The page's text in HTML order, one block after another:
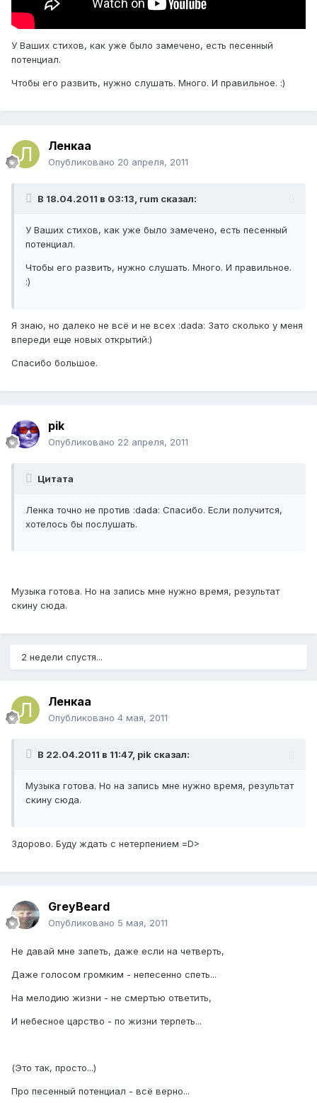
У Ваших стихов, как уже было замечено, есть песенный
потенциал.
Чтобы его развить, нужно слушать. Много. И правильное. :)
Ленкаа
Опубликовано 20 апреля, 2011
В 18.04.2011 в 03:13, rum сказал:
У Ваших стихов, как уже было замечено, есть песенный
потенциал.
Чтобы его развить, нужно слушать. Много. И правильное.
:)
Я знаю, но далеко не всё и не всех :dada: Зато сколько у меня
впереди еще новых открытий:)
Спасибо большое.
pik
Опубликовано 22 апреля, 2011
Цитата
Ленка точно не против :dada: Спасибо. Если получится,
хотелось бы послушать.
Музыка готова. Но на запись мне нужно время, результат
скину сюда.
2 недели спустя...
Ленкаа
Опубликовано 4 мая, 2011
В 22.04.2011 в 11:47, pik сказал:
Музыка готова. Но на запись мне нужно время, результат
скину сюда.
Здорово. Буду ждать с нетерпением =D>
GreyBeard
Опубликовано 5 мая, 2011
Не давай мне запеть, даже если на четверть,
Даже голосом громким - непесенно спеть...
На мелодию жизни - не смертью ответить,
И небесное царство - по жизни терпеть...
(Это так, просто...)
Про песенный потенциал - всё верно...